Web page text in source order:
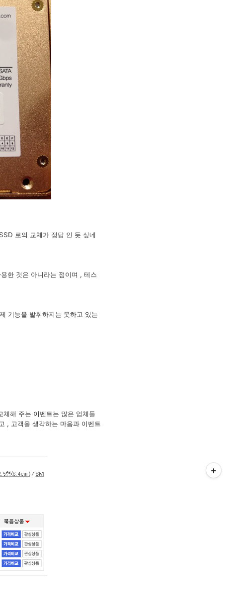
로의 교체가 정답 인 듯 싶네
한 것은 아니라는 점이며 , 테스
기능을 발휘하지는 못하고 있는
해 주는 이벤트는 많은 업체들
, 고객을 생각하는 마음과 이벤트